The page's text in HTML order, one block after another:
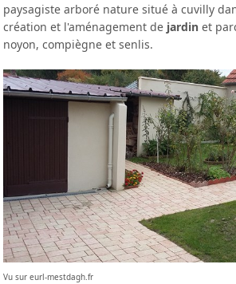
paysagiste arboré nature situé à cuvilly
création et l'aménagement de jardin et
noyon, compiègne et senlis.
Vu sur eurl-mestdagh.fr